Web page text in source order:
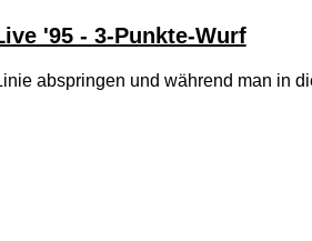
'95 - 3-Punkte-Wurf
abspringen und während man in